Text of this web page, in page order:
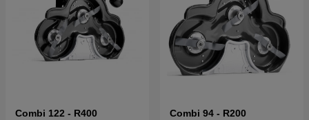
Combi 122 - R400 Combi 94 - R200